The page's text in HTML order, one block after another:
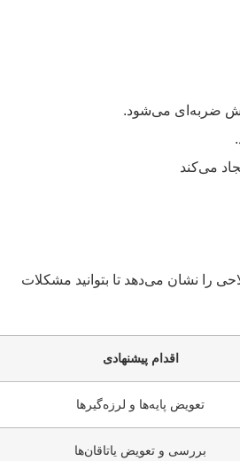
ضربه‌ای می‌شود.
می‌کند
را نشان می‌دهد تا بتوانید مشکلات
اقدام پیشنهادی
تعویض پایه‌ها و لرزه‌گیرها
بررسی و تعویض یاتاقان‌ها